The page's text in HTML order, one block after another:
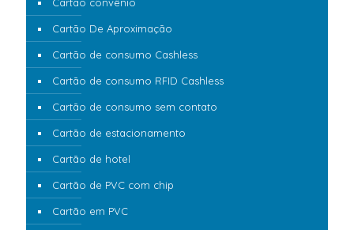
Cartão De Aproximação
Cartão de consumo Cashless
Cartão de consumo RFID Cashless
Cartão de consumo sem contato
Cartão de estacionamento
Cartão de hotel
Cartão de PVC com chip
Cartão em PVC